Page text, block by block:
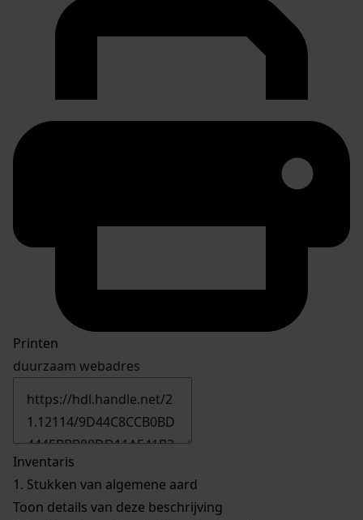
Printen
duurzaam webadres
Inventaris
1. Stukken van algemene aard
Toon details van deze beschrijving